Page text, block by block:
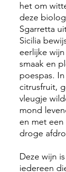
het om
deze
Sgarretta
Sicilia
eerlijke
smaak en
poespas.
citrusfruit,
vleugje
mond
en met een
droge
Deze wijn
iedereen